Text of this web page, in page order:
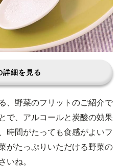
詳細を見る
、野菜のフリットのご紹介で
で、アルコールと炭酸の効果
時間がたっても食感がよいフ
がたっぷりいただける野菜の
いね。